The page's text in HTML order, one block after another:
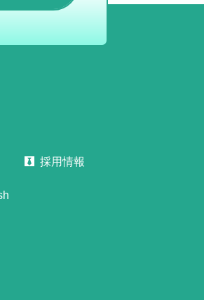
採用情報